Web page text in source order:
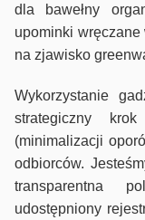
dla bawełny
upominki
na zjawisko
Wykorzystanie
strategiczny
(minimalizacji
odbiorców.
transparentna
udostępniony